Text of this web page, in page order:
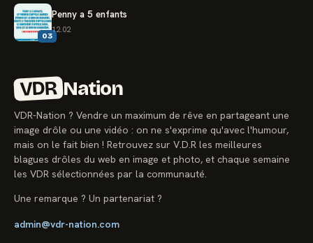
03
Penny a 5 enfants
12.02
VDR Nation
VDR-Nation ? Vendre un maximum de rêve en partageant une
image drôle ou une vidéo : on ne s'exprime qu'avec l'humour,
mais on le fait bien ! Retrouvez sur V.D.R les meilleures
blagues drôles du web en image et photo, et chaque semaine
les VDR sélectionnées par la communauté.
Une remarque ? Un partenariat ?
admin@vdr-nation.com